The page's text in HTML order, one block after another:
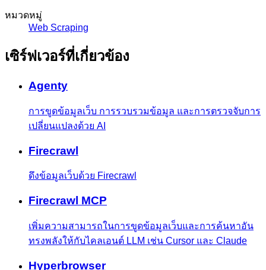
หมวดหมู่
Web Scraping
เซิร์ฟเวอร์ที่เกี่ยวข้อง
Agenty
การขูดข้อมูลเว็บ การรวบรวมข้อมูล และการตรวจจับการ
เปลี่ยนแปลงด้วย AI
Firecrawl
ดึงข้อมูลเว็บด้วย Firecrawl
Firecrawl MCP
เพิ่มความสามารถในการขูดข้อมูลเว็บและการค้นหาอัน
ทรงพลังให้กับไคลเอนต์ LLM เช่น Cursor และ Claude
Hyperbrowser